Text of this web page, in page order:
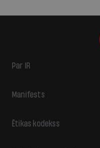
Par IR
Manifests
Ētikas kodekss